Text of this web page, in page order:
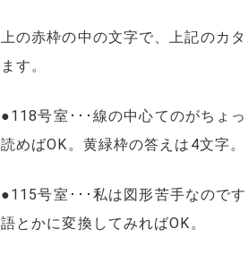
上の赤枠の中の文字で、上記のカ
ます。
●118号室･･･線の中心てのがちょ
読めばOK。黄緑枠の答えは4文字。
●115号室･･･私は図形苦手なので
語とかに変換してみればOK。